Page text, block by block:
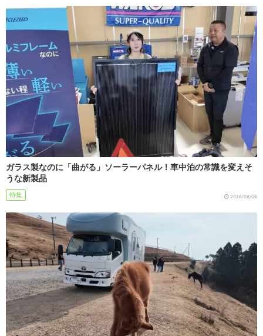
ガラス製なのに「曲がる」ソーラーパネル！車中泊の常識を変えそ
うな新製品
特集 2026/08/06